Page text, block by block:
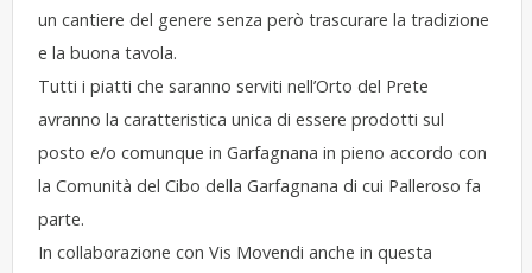
un cantiere del genere senza però trascurare la tradizione
e la buona tavola.
Tutti i piatti che saranno serviti nell’Orto del Prete
avranno la caratteristica unica di essere prodotti sul
posto e/o comunque in Garfagnana in pieno accordo con
la Comunità del Cibo della Garfagnana di cui Palleroso fa
parte.
In collaborazione con Vis Movendi anche in questa